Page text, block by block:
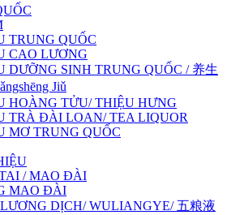
TRUNG QUỐC
CAO LƯƠNG
DƯỠNG SINH TRUNG QUỐC / 养生
Jiǔ
HOÀNG TỬU/ THIỆU HƯNG
TRÀ ĐÀI LOAN/ TEA LIQUOR
MƠ TRUNG QUỐC
/ MAO ĐÀI
MAO ĐÀI
DỊCH/ WULIANGYE/ 五粮液